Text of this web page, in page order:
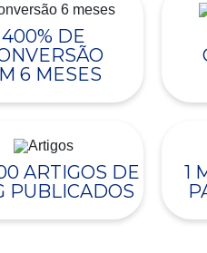
400% DE
6 MESES
ARTIGOS DE
PUBLICADOS
1